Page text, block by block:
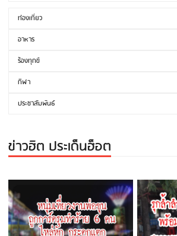
ท่องเที่ยว
อาหาร
ร้องทุกข์
กีฬา
ประชาสัมพันธ์
ข่าวฮิต ประเด็นฮ็อต